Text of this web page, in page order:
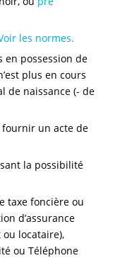
les normes.
en possession de
plus en cours
de naissance (- de
fournir un acte de
la possibilité
taxe foncière ou
d’assurance
locataire),
ou Téléphone